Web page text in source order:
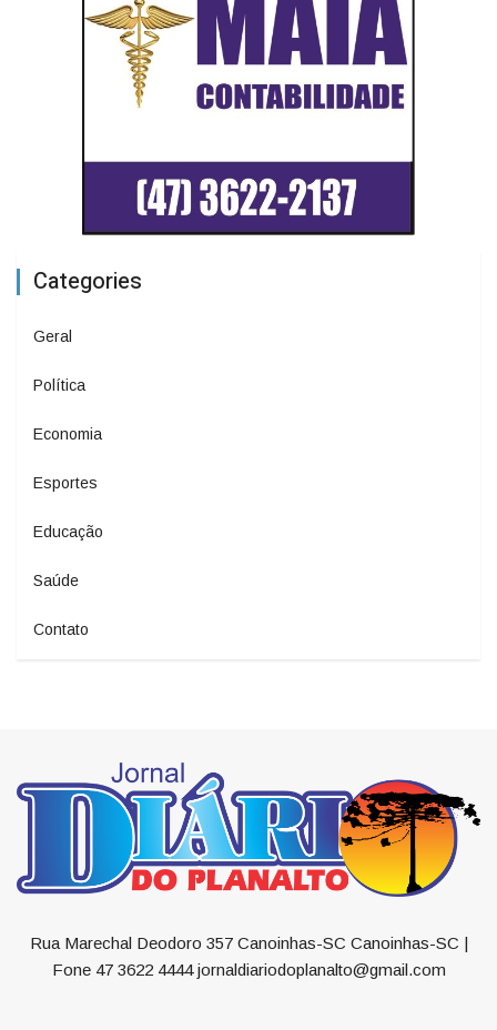
Categories
Geral
Política
Economia
Esportes
Educação
Saúde
Contato
Rua Marechal Deodoro 357 Canoinhas-SC Canoinhas-SC |
Fone 47 3622 4444 jornaldiariodoplanalto@gmail.com